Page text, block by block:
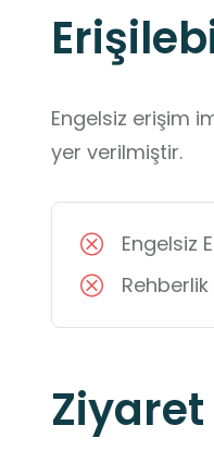
Engelsiz erişim
yer verilmiştir.
Engelsiz
Ziyaret